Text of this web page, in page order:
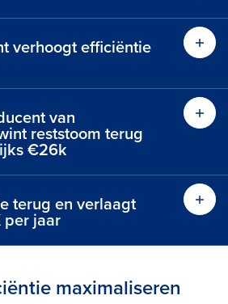
verhoogt efficiëntie
van
reststoom terug
€26k
terug en verlaagt
per jaar
maximaliseren